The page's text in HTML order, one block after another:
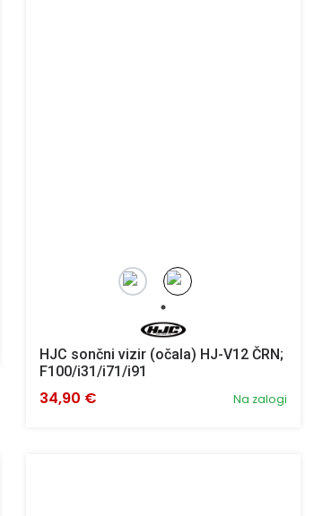
HJC sončni vizir (očala) HJ-V12 ČRN;
F100/i31/i71/i91
Na zalogi
34,90 €